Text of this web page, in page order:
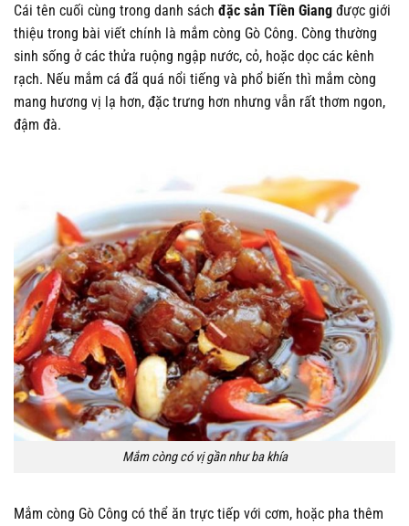
Cái tên cuối cùng trong danh sách đặc sản Tiền Giang được giới
thiệu trong bài viết chính là mắm còng Gò Công. Còng thường
sinh sống ở các thửa ruộng ngập nước, cỏ, hoặc dọc các kênh
rạch. Nếu mắm cá đã quá nổi tiếng và phổ biến thì mắm còng
mang hương vị lạ hơn, đặc trưng hơn nhưng vẫn rất thơm ngon,
đậm đà.
Mắm còng có vị gần như ba khía
Mắm còng Gò Công có thể ăn trực tiếp với cơm, hoặc pha thêm